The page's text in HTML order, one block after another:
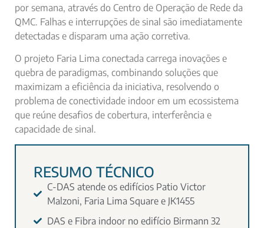
por semana, através do Centro de Operação de Rede da
QMC. Falhas e interrupções de sinal são imediatamente
detectadas e disparam uma ação corretiva.
O projeto Faria Lima conectada carrega inovações e
quebra de paradigmas, combinando soluções que
maximizam a eficiência da iniciativa, resolvendo o
problema de conectividade indoor em um ecossistema
que reúne desafios de cobertura, interferência e
capacidade de sinal.
RESUMO TÉCNICO
C-DAS atende os edifícios Patio Victor
Malzoni, Faria Lima Square e JK1455
DAS e Fibra indoor no edifício Birmann 32